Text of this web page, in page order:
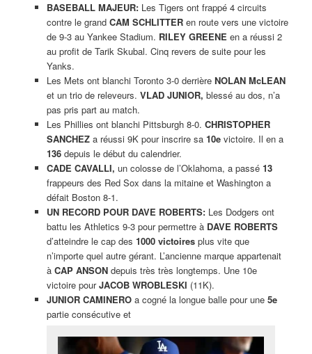
BASEBALL MAJEUR: Les Tigers ont frappé 4 circuits
contre le grand CAM SCHLITTERen route vers une victoire
de 9-3 au Yankee Stadium. RILEY GREENE en a réussi 2
au profit de Tarik Skubal. Cinq revers de suite pour les
Yanks.
Les Mets ont blanchi Toronto 3-0 derrière NOLAN McLEAN
et un trio de releveurs. VLAD JUNIOR, blessé au dos, n’a
pas pris part au match.
Les Phillies ont blanchi Pittsburgh 8-0. CHRISTOPHER
SANCHEZa réussi 9K pour inscrire sa 10evictoire. Il en a
136depuis le début du calendrier.
CADE CAVALLI, un colosse de l’Oklahoma, a passé 13
frappeurs des Red Sox dans la mitaine et Washington a
défait Boston 8-1.
UN RECORD POUR DAVE ROBERTS: Les Dodgers ont
battu les Athletics 9-3 pour permettre à DAVE ROBERTS
d’atteindre le cap des 1000 victoiresplus vite que
n’importe quel autre gérant. L’ancienne marque appartenait
à CAP ANSON depuis très très longtemps. Une 10e
victoire pourJACOB WROBLESKI (11K).
JUNIOR CAMINEROa cogné la longue balle pour une 5e
partie consécutive et